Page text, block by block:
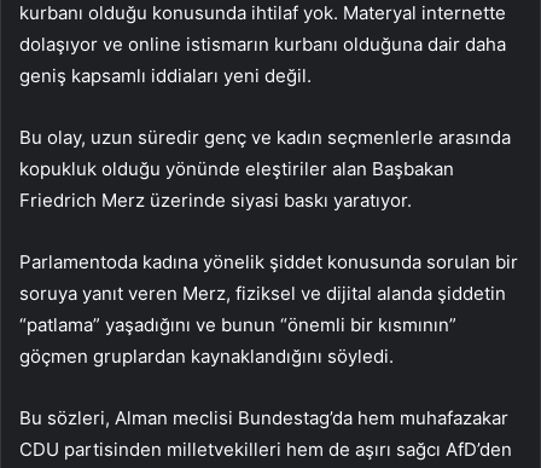
kurbanı olduğu konusunda ihtilaf yok. Materyal internette
dolaşıyor ve online istismarın kurbanı olduğuna dair daha
geniş kapsamlı iddiaları yeni değil.
Bu olay, uzun süredir genç ve kadın seçmenlerle arasında
kopukluk olduğu yönünde eleştiriler alan Başbakan
Friedrich Merz üzerinde siyasi baskı yaratıyor.
Parlamentoda kadına yönelik şiddet konusunda sorulan bir
soruya yanıt veren Merz, fiziksel ve dijital alanda şiddetin
“patlama” yaşadığını ve bunun “önemli bir kısmının”
göçmen gruplardan kaynaklandığını söyledi.
Bu sözleri, Alman meclisi Bundestag’da hem muhafazakar
CDU partisinden milletvekilleri hem de aşırı sağcı AfD’den